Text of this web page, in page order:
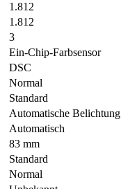
1.812
1.812
3
Ein-Chip-Farbsensor
DSC
Normal
Standard
Automatische Belichtung
Automatisch
83 mm
Standard
Normal